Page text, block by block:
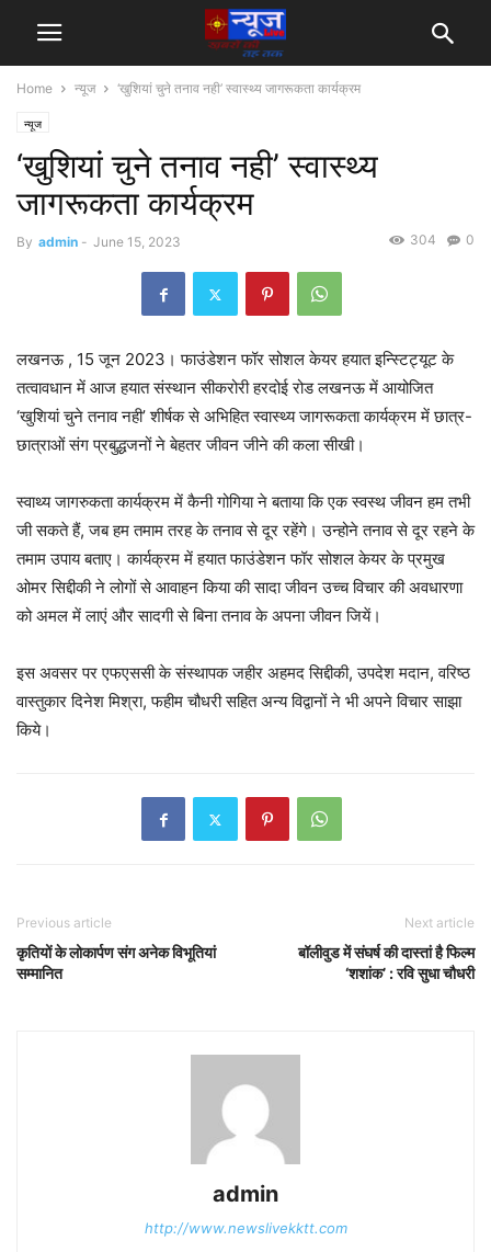
Home न्यूज ‘खुशियां चुने तनाव नही’ स्वास्थ्य जागरूकता कार्यक्रम
न्यूज
‘खुशियां चुने तनाव नही’ स्वास्थ्य
जागरूकता कार्यक्रम
By admin - June 15, 2023 0
304
लखनऊ , 15 जून 2023। फाउंडेशन फॉर सोशल केयर हयात इन्स्टिट्यूट के
तत्वावधान में आज हयात संस्थान सीकरोरी हरदोई रोड लखनऊ में आयोजित
‘खुशियां चुने तनाव नही’ शीर्षक से अभिहित स्वास्थ्य जागरूकता कार्यक्रम में छात्र-
छात्राओं संग प्रबुद्धजनों ने बेहतर जीवन जीने की कला सीखी।
स्वाथ्य जागरुकता कार्यक्रम में कैनी गोगिया ने बताया कि एक स्वस्थ जीवन हम तभी
जी सकते हैं, जब हम तमाम तरह के तनाव से दूर रहेंगे। उन्होने तनाव से दूर रहने के
तमाम उपाय बताए। कार्यक्रम में हयात फाउंडेशन फॉर सोशल केयर के प्रमुख
ओमर सिद्दीकी ने लोगों से आवाहन किया की सादा जीवन उच्च विचार की अवधारणा
को अमल में लाएं और सादगी से बिना तनाव के अपना जीवन जियें।
इस अवसर पर एफएससी के संस्थापक जहीर अहमद सिद्दीकी, उपदेश मदान, वरिष्ठ
वास्तुकार दिनेश मिश्रा, फहीम चौधरी सहित अन्य विद्वानों ने भी अपने विचार साझा
किये।
Previous article
कृतियों के लोकार्पण संग अनेक विभूतियां
सम्मानित
Next article
बॉलीवुड में संघर्ष की दास्तां है फिल्म
‘शशांक’ : रवि सुधा चौधरी
admin
http://www.newslivekktt.com